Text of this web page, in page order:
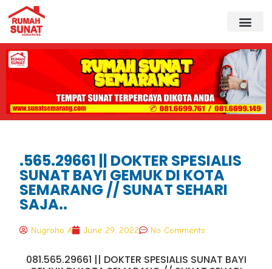
.565.29661 || DOKTER SPESIALIS
SUNAT BAYI GEMUK DI KOTA
SEMARANG // SUNAT SEHARI
SAJA..
Nugroho A June 29, 2022 No Comments
081.565.29661 || DOKTER SPESIALIS SUNAT BAYI